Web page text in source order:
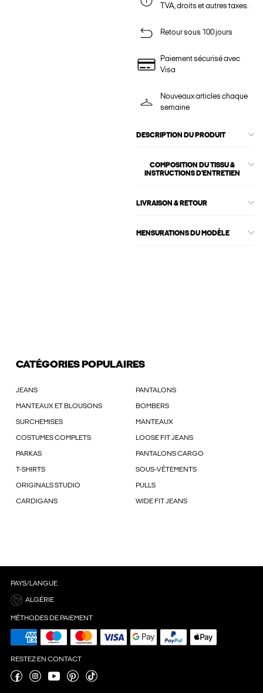
TVA, droits et autres taxes.
Retour sous 100 jours
Paiement sécurisé avec
Visa
Nouveaux articles chaque
semaine
DESCRIPTION DU PRODUIT
COMPOSITION DU TISSU &
INSTRUCTIONS D'ENTRETIEN
LIVRAISON & RETOUR
MENSURATIONS DU MODÈLE
CATÉGORIES POPULAIRES
JEANS PANTALONS
MANTEAUX ET BLOUSONS BOMBERS
SURCHEMISES MANTEAUX
COSTUMES COMPLETS LOOSE FIT JEANS
PARKAS PANTALONS CARGO
T-SHIRTS SOUS-VÊTEMENTS
ORIGINALS STUDIO PULLS
CARDIGANS WIDE FIT JEANS
PAYS/LANGUE
ALGÉRIE
MÉTHODES DE PAIEMENT
RESTEZ EN CONTACT